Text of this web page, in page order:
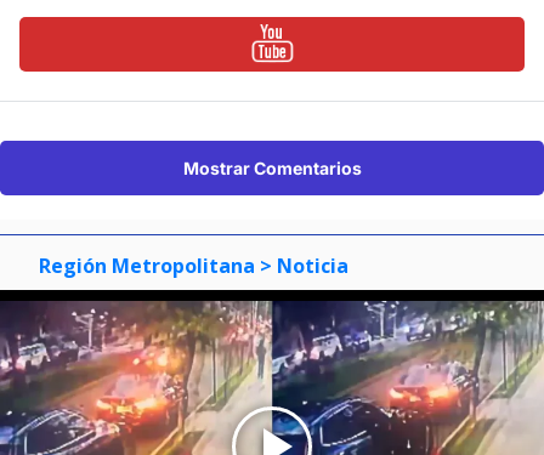
Mostrar Comentarios
Región Metropolitana > Noticia